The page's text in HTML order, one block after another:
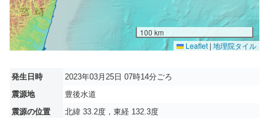
100 km
Leaflet | 地理院タイル
発生日時
2023年03月25日 07時14分ごろ
震源地
豊後水道
震源の位置
北緯 33.2度，東経 132.3度